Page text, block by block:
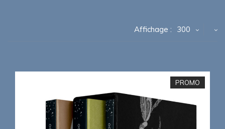
Affichage : 300
PROMO